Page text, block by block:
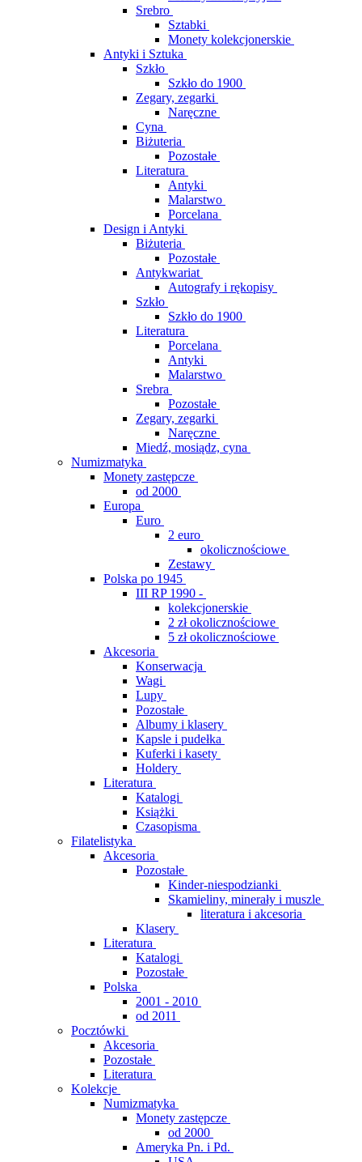
Srebro
Sztabki
Monety kolekcjonerskie
Antyki i Sztuka
Szkło
Szkło do 1900
Zegary, zegarki
Naręczne
Cyna
Biżuteria
Pozostałe
Literatura
Antyki
Malarstwo
Porcelana
Design i Antyki
Biżuteria
Pozostałe
Antykwariat
Autografy i rękopisy
Szkło
Szkło do 1900
Literatura
Porcelana
Antyki
Malarstwo
Srebra
Pozostałe
Zegary, zegarki
Naręczne
Miedź, mosiądz, cyna
Numizmatyka
Monety zastępcze
od 2000
Europa
Euro
2 euro
okolicznościowe
Zestawy
Polska po 1945
III RP 1990 -
kolekcjonerskie
2 zł okolicznościowe
5 zł okolicznościowe
Akcesoria
Konserwacja
Wagi
Lupy
Pozostałe
Albumy i klasery
Kapsle i pudełka
Kuferki i kasety
Holdery
Literatura
Katalogi
Książki
Czasopisma
Filatelistyka
Akcesoria
Pozostałe
Kinder-niespodzianki
Skamieliny, minerały i muszle
literatura i akcesoria
Klasery
Literatura
Katalogi
Pozostałe
Polska
2001 - 2010
od 2011
Pocztówki
Akcesoria
Pozostałe
Literatura
Kolekcje
Numizmatyka
Monety zastępcze
od 2000
Ameryka Pn. i Pd.